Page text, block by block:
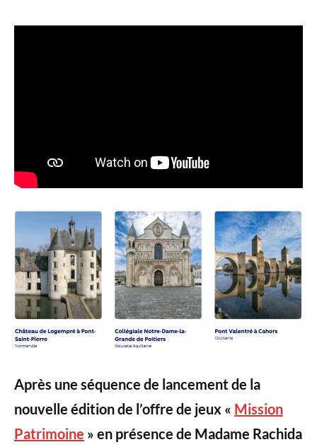
Après une séquence de lancement de la
nouvelle édition de l’offre de jeux « Mission
Patrimoine » en présence de Madame Rachida